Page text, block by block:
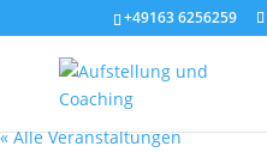
+49163 6256259
« Alle Veranstaltungen